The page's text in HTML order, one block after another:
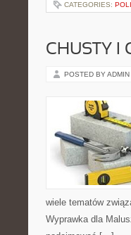
CATEGORIES:
CHUSTY I
POSTED BY ADMIN
wiele tematów
Wyprawka dla